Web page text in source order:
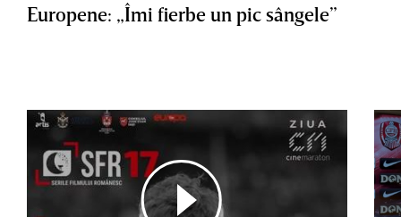
Europene: „Îmi fierbe un pic sângele”